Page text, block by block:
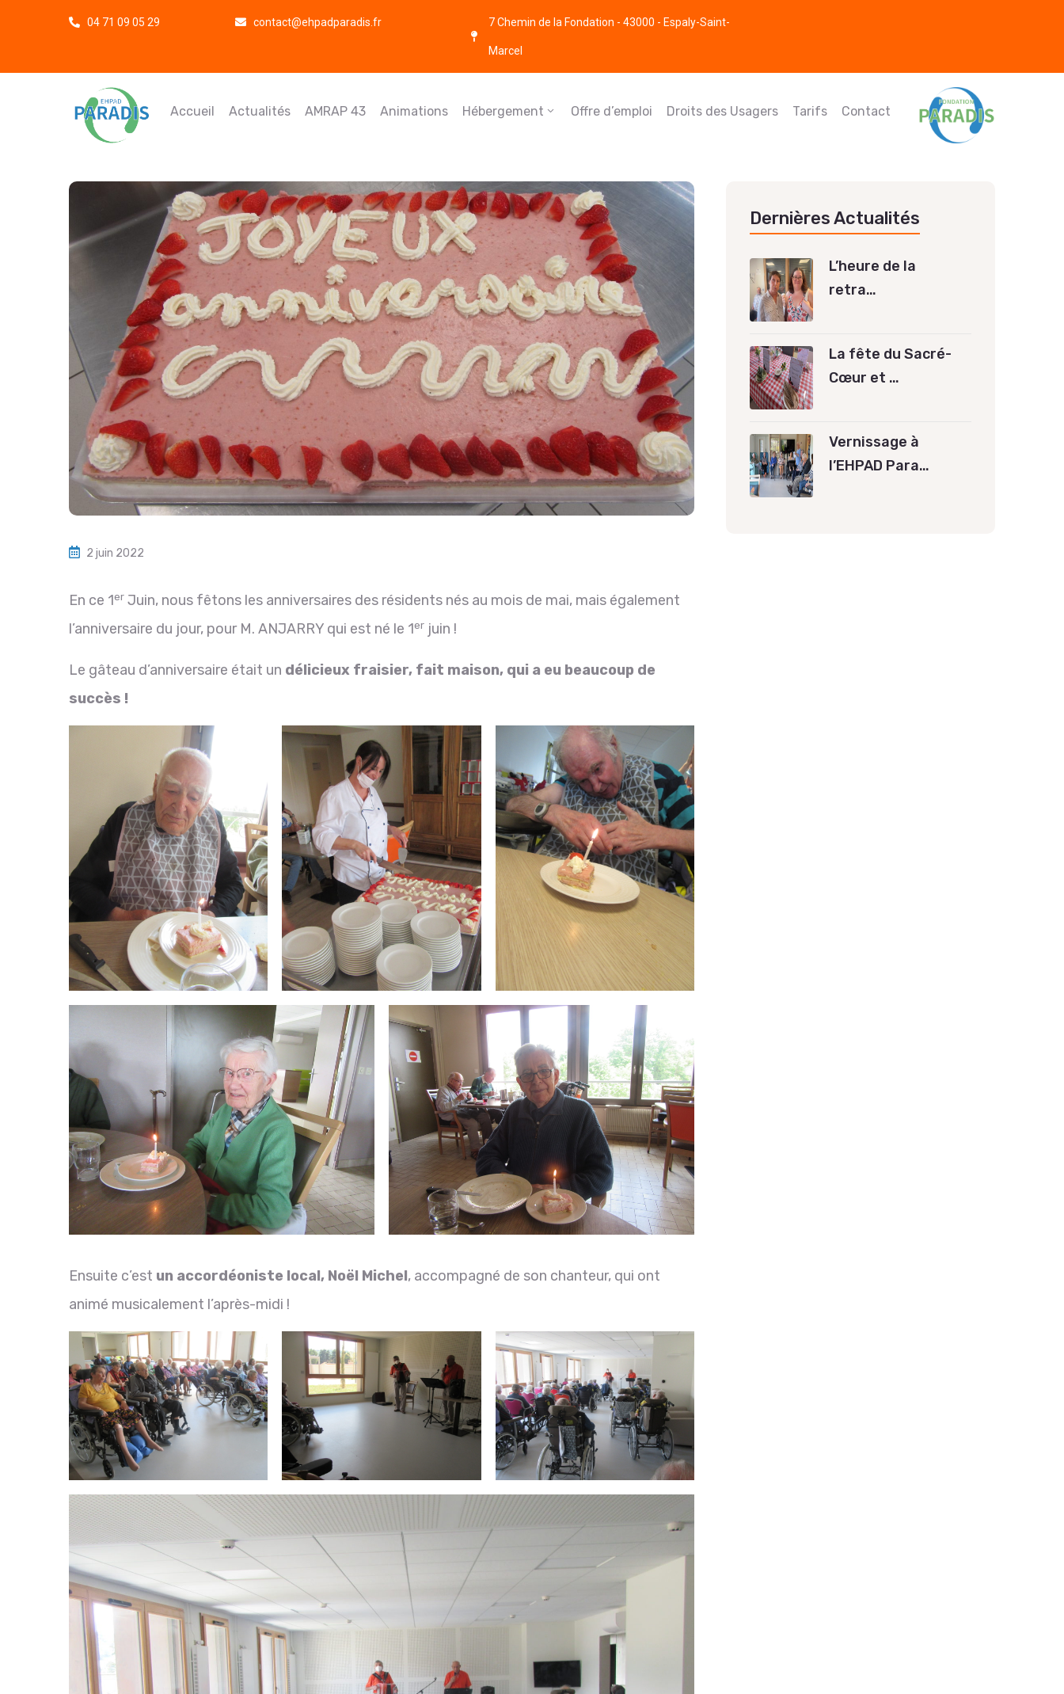
04 71 09 05 29 contact@ehpadparadis.fr 7 Chemin de la Fondation - 43000 - Espaly-Saint-
Marcel
Accueil Actualités AMRAP 43 Animations Hébergement Offre d’emploi Droits des Usagers Tarifs Contact
2 juin 2022
En ce 1er Juin, nous fêtons les anniversaires des résidents nés au mois de mai, mais également
l’anniversaire du jour, pour M. ANJARRY qui est né le 1er juin !
Le gâteau d’anniversaire était un délicieux fraisier, fait maison, qui a eu beaucoup de
succès !
Ensuite c’est un accordéoniste local, Noël Michel, accompagné de son chanteur, qui ont
animé musicalement l’après-midi !
Dernières Actualités
L’heure de la
retra…
La fête du Sacré-
Cœur et …
Vernissage à
l’EHPAD Para…